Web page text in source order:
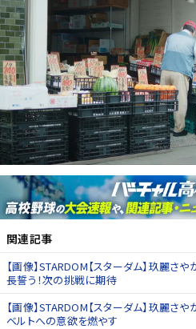
関連記事
【画像】STARDOM【スターダム】玖麗さ
長誓う！次の挑戦に期待
【画像】STARDOM【スターダム】玖麗さ
ベルトへの意欲を燃やす